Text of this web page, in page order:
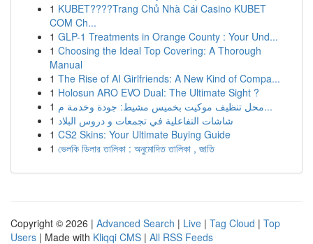
1 KUBET????️Trang Chủ Nhà Cái Casino KUBET
COM Ch...
1 GLP-1 Treatments in Orange County : Your Und...
1 Choosing the Ideal Top Covering: A Thorough
Manual
1 The Rise of AI Girlfriends: A New Kind of Compa...
1 Holosun ARO EVO Dual: The Ultimate Sight ?
1
محل تنظيف موكيت بخميس مشيط: جودة وخدمة م...
1 شاشات التفاعلية في تجمعات و دروس البلاد
1 CS2 Skins: Your Ultimate Buying Guide
1 ভেলকি ডিলার তালিকা : অনুমোদিত তালিকা , জাতি
Copyright © 2026 | Advanced Search | Live | Tag Cloud | Top
Users | Made with Kliqqi CMS | All RSS Feeds